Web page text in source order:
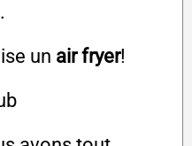
un air fryer!